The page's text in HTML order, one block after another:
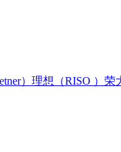
） 理想（RISO ） 荣